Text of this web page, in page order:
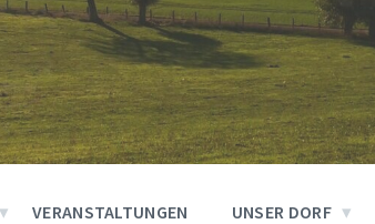
VERANSTALTUNGEN UNSER DORF